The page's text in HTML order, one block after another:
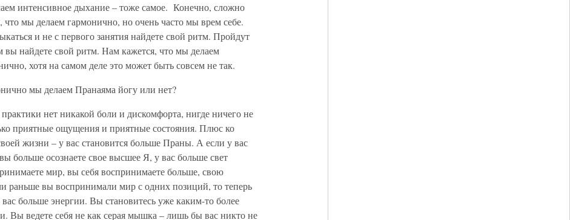
интенсивное дыхание – тоже самое. Конечно, сложно
что мы делаем гармонично, но очень часто мы врем себе.
и не с первого занятия найдете свой ритм. Пройдут
вы найдете свой ритм. Нам кажется, что мы делаем
хотя на самом деле это может быть совсем не так.
мы делаем Пранаяма йогу или нет?
нет никакой боли и дискомфорта, нигде ничего не
приятные ощущения и приятные состояния. Плюс ко
жизни – у вас становится больше Праны. А если у вас
больше осознаете свое высшее Я, у вас больше свет
мир, вы себя воспринимаете больше, свою
раньше вы воспринимали мир с одних позиций, то теперь
больше энергии. Вы становитесь уже каким-то более
Вы ведете себя не как серая мышка – лишь бы вас никто не